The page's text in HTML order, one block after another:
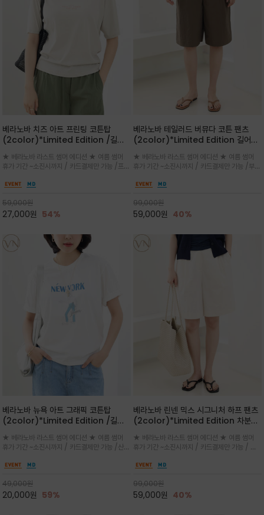
베라노바 치즈 아트 프린팅 코튼탑
(2color)*Limited Edition /길어
세요 ^^
★ 베라노바 라스트 썸머 에디션 ★ 여름 썸머
휴가 기간 ~소진시까지 / 카드결제만 가능 /프론
러스트 프린트가 더해져 과하지 않으면서도 세련
59,000원
27,000원 54%
베라노바 테일러드 버뮤다 코튼 팬츠
(2color)*Limited Edition 길어진
^^
★ 베라노바 라스트 썸머 에디션 ★ 여름 썸머
휴가 기간 ~소진시까지 / 카드결제만 가능 /부드
은은한 매트 컬러가 고급스러운 분위기
99,000원
59,000원 40%
베라노바 뉴욕 아트 그래픽 코튼탑
(2color)*Limited Edition /길어
세요 ^^
★ 베라노바 라스트 썸머 에디션 ★ 여름 썸머
휴가 기간 ~소진시까지 / 카드결제만 가능 /산뜻
레터링과 감각적인 일러스트 프린트가 어우러져
49,000원
20,000원 59%
베라노바 린넨 믹스 시그니처 하프 팬츠
(2color)*Limited Edition 차분한
진 여름의 끝자락까지 멋스럽게 연출하
세요 ^^
★ 베라노바 라스트 썸머 에디션 ★ 여름 썸머
휴가 기간 ~소진시까지 / 카드결제만 가능 / 앞
게 체형을 커버해 우아한 비율을 완성
99,000원
59,000원 40%